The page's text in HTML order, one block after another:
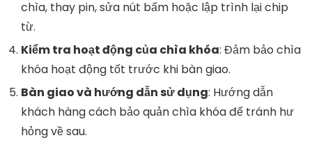
chìa, thay pin, sửa nút bấm hoặc lập trình lại chip
từ.
Kiểm tra hoạt động của chìa khóa: Đảm bảo chìa
khóa hoạt động tốt trước khi bàn giao.
Bàn giao và hướng dẫn sử dụng: Hướng dẫn
khách hàng cách bảo quản chìa khóa để tránh hư
hỏng về sau.